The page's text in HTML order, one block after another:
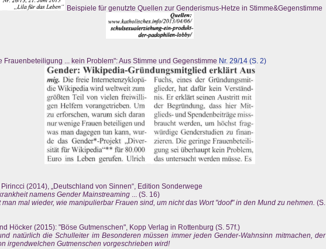
Beispiele für genutzte Quellen zur Genderismus-Hetze in Stimme&Gegenstimme
Frauenbeteiligung ... kein Problem": Aus Stimme und Gegenstimme Nr. 29/14 (S. 2)
Pirincci (2014), „Deutschland von Sinnen“, Edition Sonderwege
namens Gender Mainstreaming ... (S. 16)
man mal wieder, wie manipulierbar Frauen sind, um nicht das Wort "doof" in den Mund zu nehmen. (S.
Höcker (2015): "Böse Gutmenschen", Kopp Verlag in Rottenburg (S. 57f.)
natürlich die Schulleiter im Besonderen müssen immer jeden Gender-Wahnsinn mitmachen, der
irgendwelchen Gutmenschen vorgeschrieben wird!